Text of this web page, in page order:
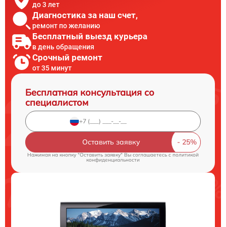
до 3 лет
Диагностика за наш счет,
ремонт по желанию
Бесплатный выезд курьера
в день обращения
Срочный ремонт
от 35 минут
Бесплатная консультация со
специалистом
Оставить заявку
Нажимая на кнопку "Оставить заявку" Вы соглашаетесь cполитикой
конфиденциальности